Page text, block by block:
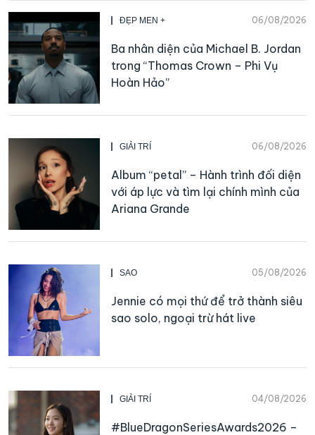
ĐẸP MEN + 06/08/2026
Ba nhân diện của Michael B. Jordan
trong “Thomas Crown – Phi Vụ
Hoàn Hảo”
GIẢI TRÍ 06/08/2026
Album “petal” – Hành trình đối diện
với áp lực và tìm lại chính mình của
Ariana Grande
SAO 05/08/2026
Jennie có mọi thứ để trở thành siêu
sao solo, ngoại trừ hát live
GIẢI TRÍ 04/08/2026
#BlueDragonSeriesAwards2026 –